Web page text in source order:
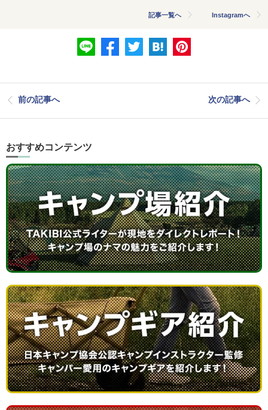
記事一覧へ Instagramへ
前の記事へ 次の記事へ
おすすめコンテンツ